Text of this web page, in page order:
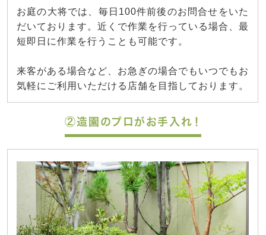
お庭の大将では、毎日100件前後のお問合せをいた
だいております。近くで作業を行っている場合、最
短即日に作業を行うことも可能です。
来客がある場合など、お急ぎの場合でもいつでもお
気軽にご利用いただける店舗を目指しております。
②造園のプロがお手入れ！